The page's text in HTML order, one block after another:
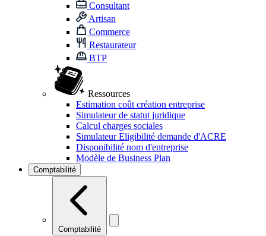
Consultant
Artisan
Commerce
Restaurateur
BTP
Ressources
Estimation coût création entreprise
Simulateur de statut juridique
Calcul charges sociales
Simulateur Eligibilité demande d'ACRE
Disponibilité nom d'entreprise
Modèle de Business Plan
Comptabilité
Comptabilité